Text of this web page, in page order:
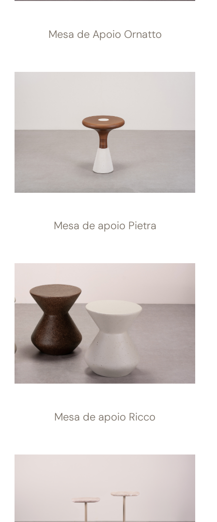
Mesa de Apoio Ornatto
Mesa de apoio Pietra
Mesa de apoio Ricco